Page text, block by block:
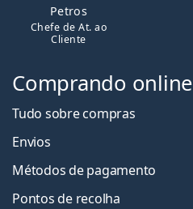
Petros
Chefe de At. ao
Cliente
Comprando online
Tudo sobre compras
Envios
Métodos de pagamento
Pontos de recolha